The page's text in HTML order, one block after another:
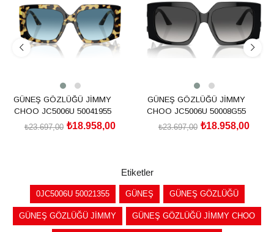
GÜNEŞ GÖZLÜĞÜ JİMMY
CHOO JC5006U 50041955
₺18.958,00
₺23.697,00
GÜNEŞ GÖZLÜĞÜ JİMMY
CHOO JC5006U 50008G55
₺18.958,00
₺23.697,00
Etiketler
0JC5006U 50021355 GÜNEŞ GÜNEŞ GÖZLÜĞÜ
GÜNEŞ GÖZLÜĞÜ JİMMY GÜNEŞ GÖZLÜĞÜ JİMMY CHOO